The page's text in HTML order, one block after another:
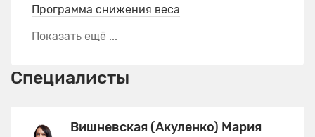
Программа снижения веса
Показать ещё ...
Специалисты
Вишневская (Акуленко) Мария